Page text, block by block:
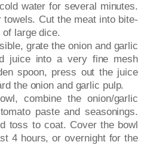
water for several minutes.
Cut the meat into bite-
large dice.
grate the onion and garlic
juice into a very fine mesh
spoon, press out the juice
the onion and garlic pulp.
combine the onion/garlic
paste and seasonings.
toss to coat. Cover the bowl
4 hours, or overnight for the